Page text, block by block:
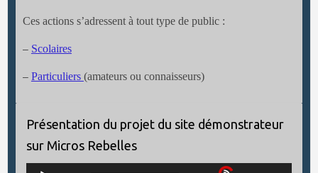
Ces actions s’adressent à tout type de public :
– Scolaires
– Particuliers (amateurs ou connaisseurs)
Présentation du projet du site démonstrateur
sur Micros Rebelles